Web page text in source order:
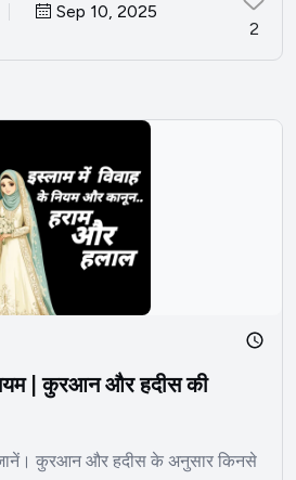
Sep 10, 2025
2
| कुरआन और हदीस की
जानें। कुरआन और हदीस के अनुसार किनसे